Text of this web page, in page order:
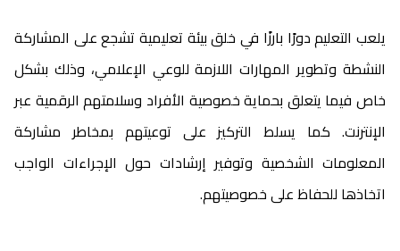
يلعب التعليم دورًا بارزًا في خلق بيئة تعليمية تشجع على المشاركة
النشطة وتطوير المهارات اللازمة للوعي الإعلامي، وذلك بشكل
خاص فيما يتعلق بحماية خصوصية الأفراد وسلامتهم الرقمية عبر
الإنترنت. كما يسلط التركيز على توعيتهم بمخاطر مشاركة
المعلومات الشخصية وتوفير إرشادات حول الإجراءات الواجب
اتخاذها للحفاظ على خصوصيتهم.